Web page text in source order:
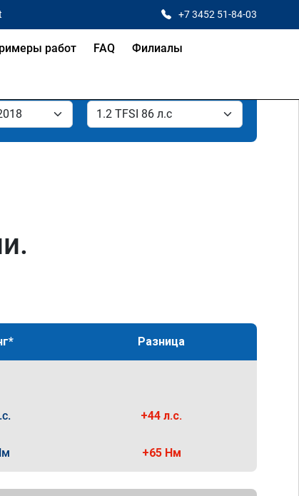
+7 3452 51-84-03
работ FAQ Филиалы
Разница
+44 л.с.
+65 Нм